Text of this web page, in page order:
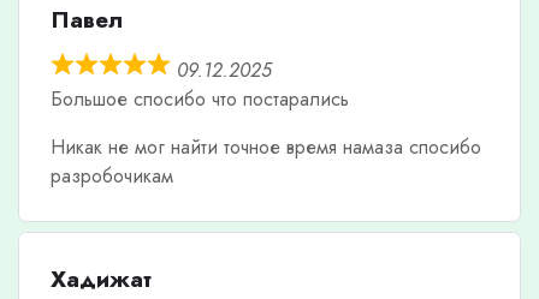
Павел
09.12.2025
Большое спосибо что постарались
Никак не мог найти точное время намаза спосибо
разробочикам
Хадижат